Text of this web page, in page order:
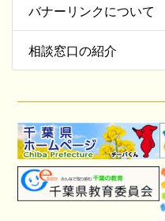
バナーリンクについて
相談窓口の紹介